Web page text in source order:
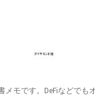
メモです。DeFiなどでも